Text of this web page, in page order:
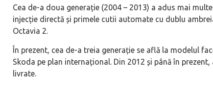
Cea de-a doua generație (2004 – 2013) a adus mai
injecție directă și primele cutii automate cu dublu
Octavia 2.
În prezent, cea de-a treia generație se află la modelul
Skoda pe plan internațional. Din 2012 și până în
livrate.